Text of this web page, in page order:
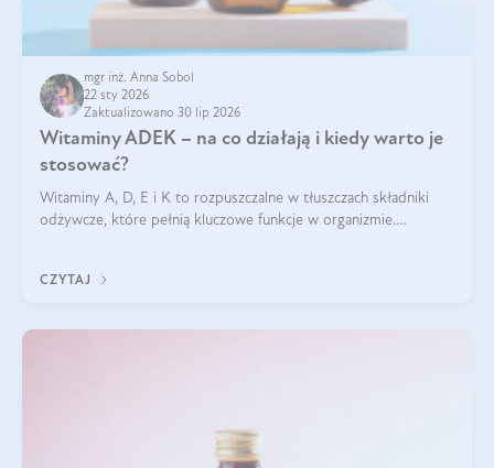
mgr inż. Anna Sobol
22 sty 2026
Zaktualizowano 30 lip 2026
Witaminy ADEK – na co działają i kiedy warto je
stosować?
Witaminy A, D, E i K to rozpuszczalne w tłuszczach składniki
odżywcze, które pełnią kluczowe funkcje w organizmie.
CZYTAJ